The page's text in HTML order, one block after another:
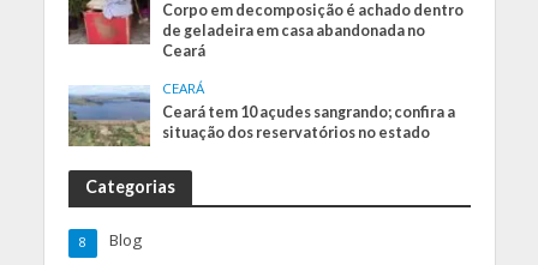
Corpo em decomposição é achado dentro
de geladeira em casa abandonada no
Ceará
CEARÁ
Ceará tem 10 açudes sangrando; confira a
situação dos reservatórios no estado
Categorias
Blog
8